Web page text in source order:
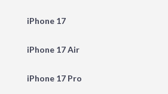
iPhone 17
iPhone 17 Air
iPhone 17 Pro